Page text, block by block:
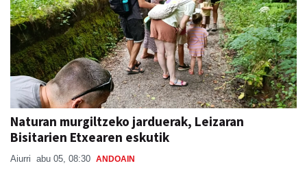
Naturan murgiltzeko jarduerak, Leizaran
Bisitarien Etxearen eskutik
Aiurri abu 05, 08:30 ANDOAIN